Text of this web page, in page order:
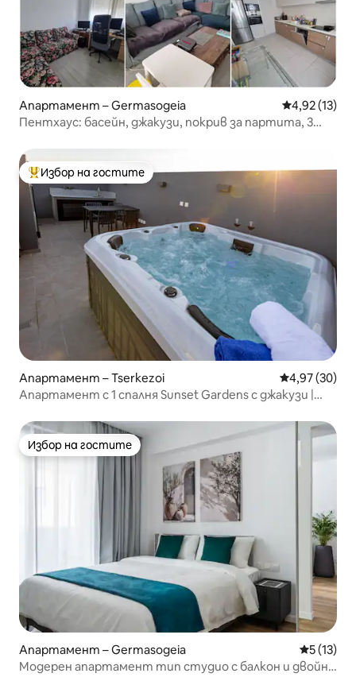
Апартамент – Germasogeia Средна
4,92 (13)
Пентхаус: басейн, джакузи, покрив за партита, 3
Най-популярен избор на гостите
Избор на гостите
Апартамент – Tserkezoi Средна
4,97 (30)
Апартамент с 1 спалня Sunset Gardens с джакузи |
Избор на гостите
Избор на гостите
Апартамент – Germasogeia Средна
5 (13)
Модерен апартамент тип студио с балкон и двойно